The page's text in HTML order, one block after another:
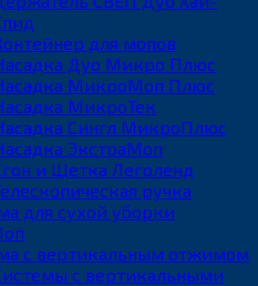
для мопов
Дуо Микро Плюс
МикроМоп Плюс
МикроТек
Сингл МикроПлюс
ЭкстраМоп
и Щетка Леголенд
ручка
для сухой уборки
с вертикальным отжимом
с вертикальными